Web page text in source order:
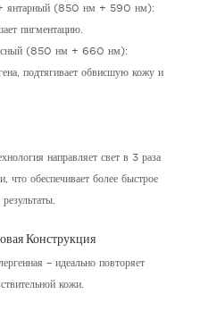
+ янтарный (850 нм + 590 нм):
пигментацию.
(850 нм + 660 нм):
подтягивает обвисшую кожу и
направляет свет в 3 раза
что обеспечивает более быстрое
Конструкция
– идеально повторяет
кожи.